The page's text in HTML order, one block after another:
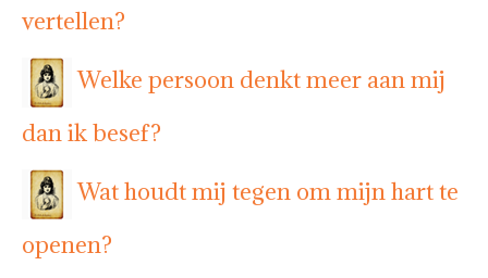
vertellen?
Welke persoon denkt meer aan mij
dan ik besef?
Wat houdt mij tegen om mijn hart te
openen?